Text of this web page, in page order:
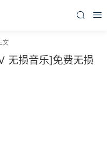
文
无损音乐]免费无损